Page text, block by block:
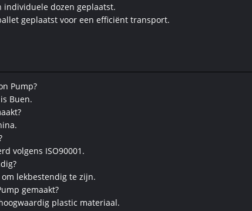
dozen geplaatst.
geplaatst voor een efficiënt transport.
Pump?
Buen.
volgens ISO90001.
lekbestendig te zijn.
gemaakt?
plastic materiaal.